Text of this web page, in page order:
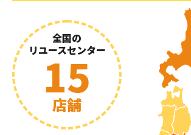
全国の
リユースセンター
15
店舗